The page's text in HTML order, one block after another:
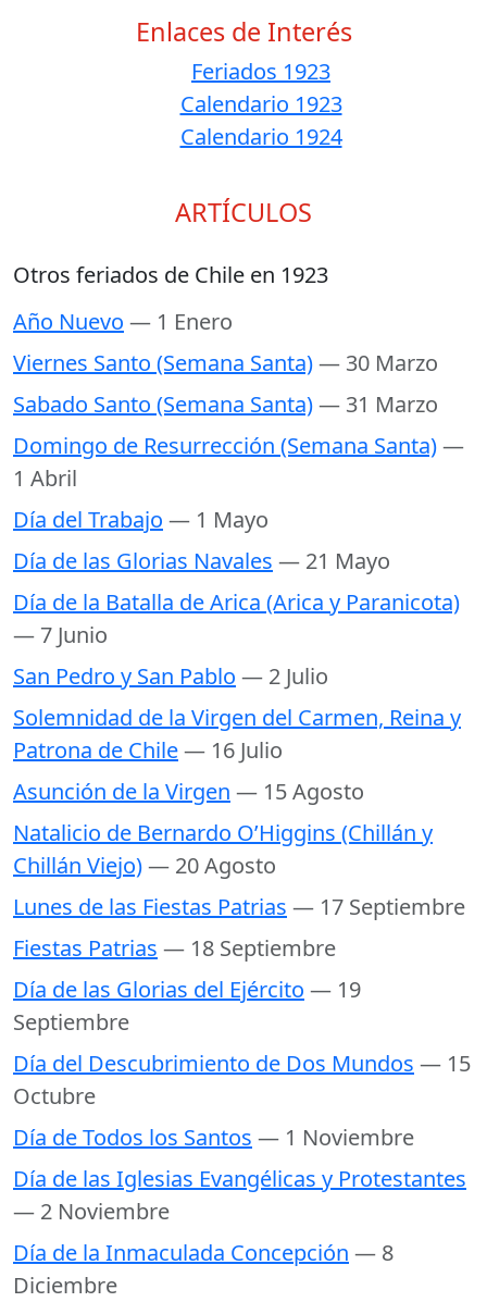
Enlaces de Interés
Feriados 1923
Calendario 1923
Calendario 1924
ARTÍCULOS
Otros feriados de Chile en 1923
Año Nuevo — 1 Enero
Viernes Santo (Semana Santa)— 30 Marzo
Sabado Santo (Semana Santa)— 31 Marzo
Domingo de Resurrección (Semana Santa)—
1 Abril
Día del Trabajo — 1 Mayo
Día de las Glorias Navales — 21 Mayo
Día de la Batalla de Arica (Arica y Paranicota)
— 7 Junio
San Pedro y San Pablo — 2 Julio
Solemnidad de la Virgen del Carmen, Reina y
Patrona de Chile— 16 Julio
Asunción de la Virgen — 15 Agosto
Natalicio de Bernardo O’Higgins (Chillán y
Chillán Viejo)— 20 Agosto
Lunes de las Fiestas Patrias — 17 Septiembre
Fiestas Patrias — 18 Septiembre
Día de las Glorias del Ejército — 19
Septiembre
Día del Descubrimiento de Dos Mundos — 15
Octubre
Día de Todos los Santos — 1 Noviembre
Día de las Iglesias Evangélicas y Protestantes
— 2 Noviembre
Día de la Inmaculada Concepción — 8
Diciembre